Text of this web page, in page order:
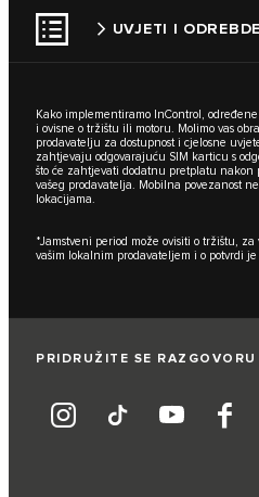
UVJETI I ODREBDE
Kako implementiramo InControl,
i ovisne o tržištu ili motoru. Molimo vas
prodavatelju za dostupnost i cjelosne
zahtjevaju odgovarajuću SIM karticu s
što će zahtjevati dodatnu pretplatu nakon
vašeg prodavatelja. Mobilna povezanost
lokacijama.
*Jamstveni period može ovisiti o tržištu,
vašim lokalnim prodavateljem i o potvrdi
PRIDRUŽITE SE RAZGOVORU